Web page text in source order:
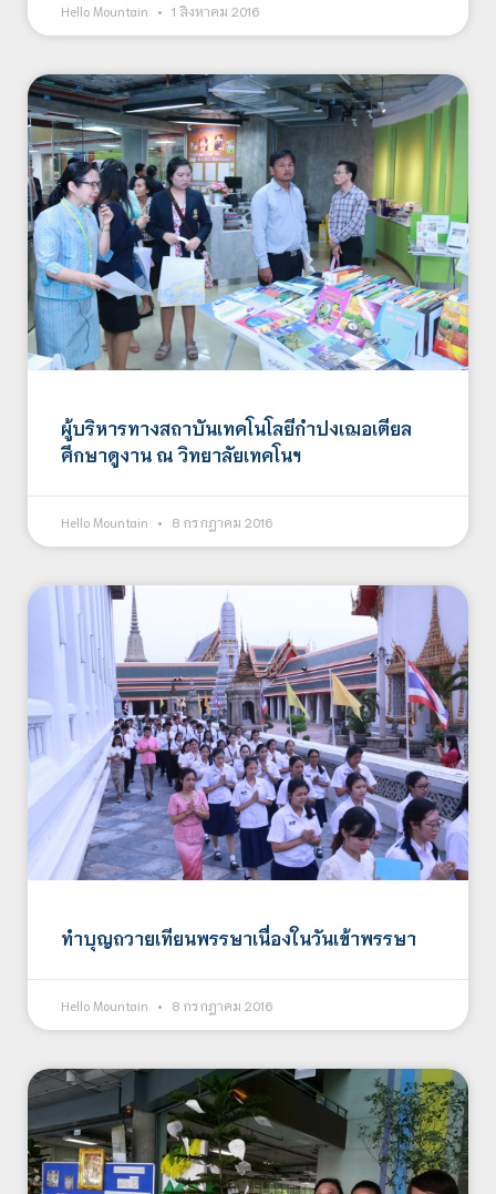
Hello Mountain 1 สิงหาคม 2016
ผู้บริหารทางสถาบันเทคโนโลยีกำปงเฌอเตียล
ศึกษาดูงาน ณ วิทยาลัยเทคโนฯ
Hello Mountain 8 กรกฎาคม 2016
ทำบุญถวายเทียนพรรษาเนื่องในวันเข้าพรรษา
Hello Mountain 8 กรกฎาคม 2016